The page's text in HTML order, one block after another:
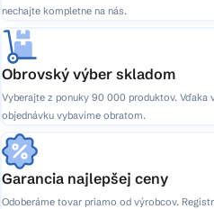
nechajte kompletne na nás.
Obrovský výber skladom
Vyberajte z ponuky 90 000 produktov.
objednávku vybavíme obratom.
Garancia najlepšej ceny
Odoberáme tovar priamo od výrobcov.